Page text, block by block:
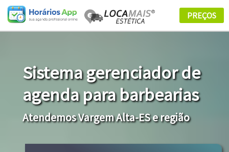
Sistema gerenciador de
agenda para barbearias
Atendemos Vargem Alta-ES e região